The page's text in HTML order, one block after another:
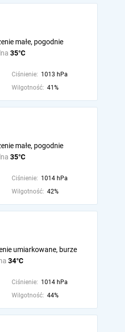
35°C
małe, pogodnie
Ciśnienie: 1013 hPa
Wilgotność: 41%
35°C
małe, pogodnie
Ciśnienie: 1014 hPa
Wilgotność: 42%
34°C
umiarkowane, burze
Ciśnienie: 1014 hPa
Wilgotność: 44%